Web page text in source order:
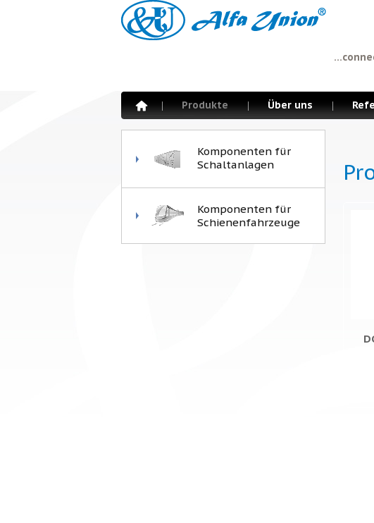
Produkte Über uns
Komponenten für
Schaltanlagen
Komponenten für
Schienenfahrzeuge